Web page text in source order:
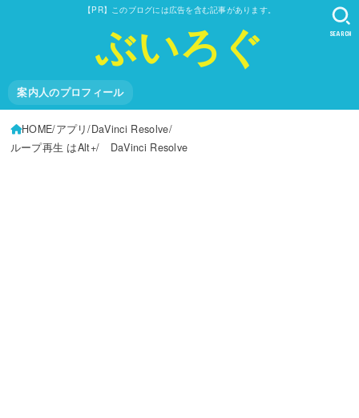
【PR】このブログには広告を含む記事があります。
ぶいろぐ
案内人のプロフィール
SEARCH
HOME アプリ DaVinci Resolve
ループ再生 はAlt+/ DaVinci Resolve